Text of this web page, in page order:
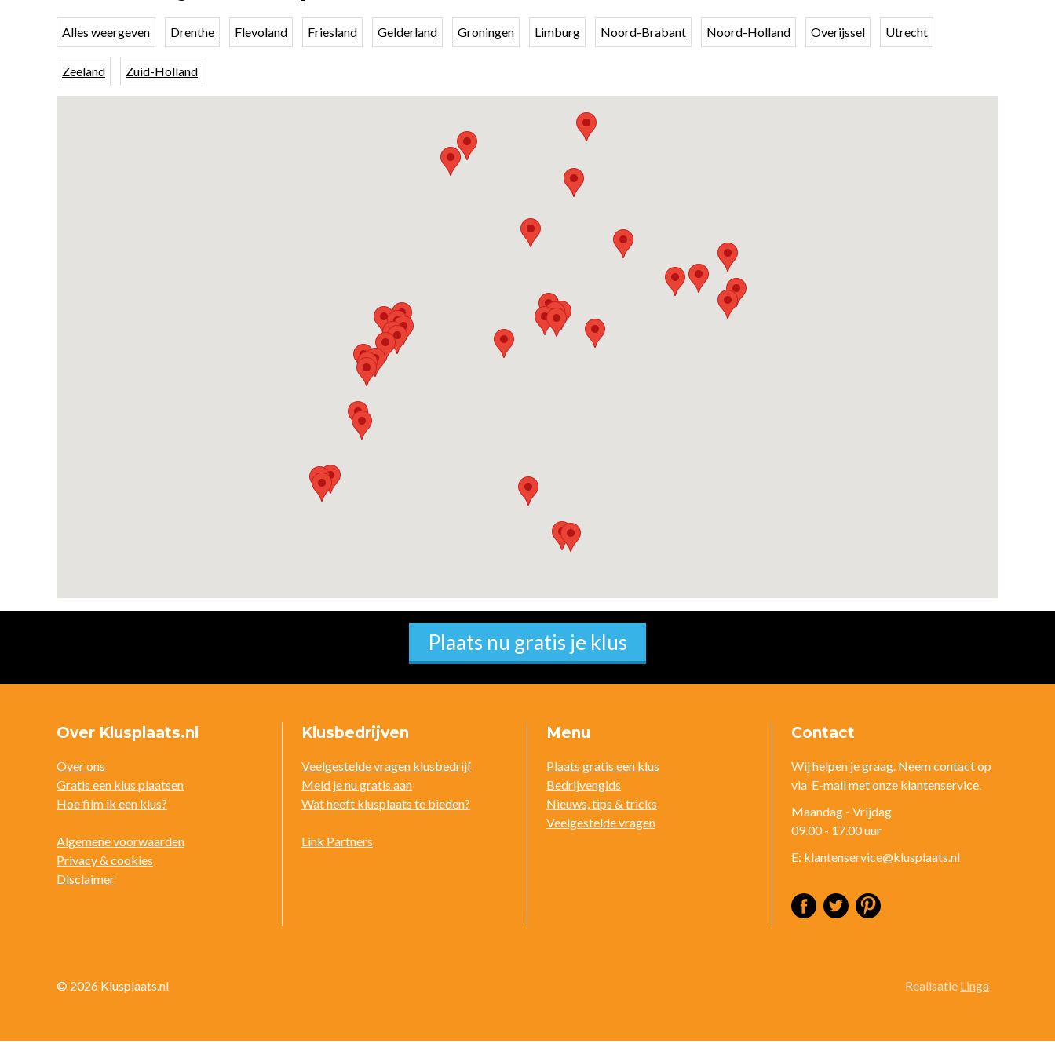
Alles weergeven Drenthe Flevoland Friesland Gelderland Groningen Limburg Noord-Brabant Noord-Holland Overijssel Utrecht
Zeeland Zuid-Holland
Plaats nu gratis je klus
Over Klusplaats.nl
Over ons
Gratis een klus plaatsen
Hoe film ik een klus?
Algemene voorwaarden
Privacy & cookies
Disclaimer
Klusbedrijven
Veelgestelde vragen klusbedrijf
Meld je nu gratis aan
Wat heeft klusplaats te bieden?
Link Partners
Menu
Plaats gratis een klus
Bedrijvengids
Nieuws, tips & tricks
Veelgestelde vragen
Contact
Wij helpen je graag. Neem contact op
via E-mail met onze klantenservice.
Maandag - Vrijdag
09.00 - 17.00 uur
E: klantenservice@klusplaats.nl
© 2026 Klusplaats.nl Realisatie Linga